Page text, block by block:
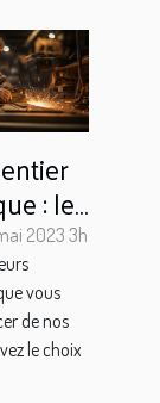
: les
de
2023 3h
vous
de nos
le choix